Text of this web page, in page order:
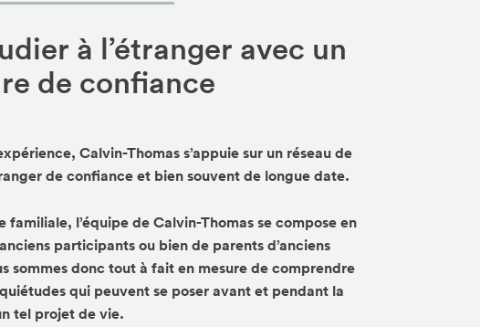
à l’étranger avec un
de confiance
Calvin-Thomas s’appuie sur un réseau de
de confiance et bien souvent de longue date.
l’équipe de Calvin-Thomas se compose en
participants ou bien de parents d’anciens
sommes donc tout à fait en mesure de comprendre
qui peuvent se poser avant et pendant la
tel projet de vie.